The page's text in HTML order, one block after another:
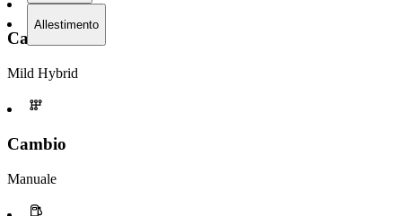
Allestimento
Carburante
Mild Hybrid
Cambio
Manuale